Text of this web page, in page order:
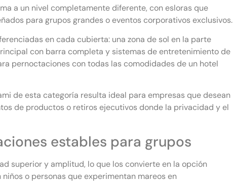
a un nivel completamente diferente, con esloras que
para grupos grandes o eventos corporativos exclusivos.
en cada cubierta: una zona de sol en la parte
con barra completa y sistemas de entretenimiento de
pernoctaciones con todas las comodidades de un hotel
de esta categoría resulta ideal para empresas que desean
de productos o retiros ejecutivos donde la privacidad y el
estables para grupos
superior y amplitud, lo que los convierte en la opción
o personas que experimentan mareos en